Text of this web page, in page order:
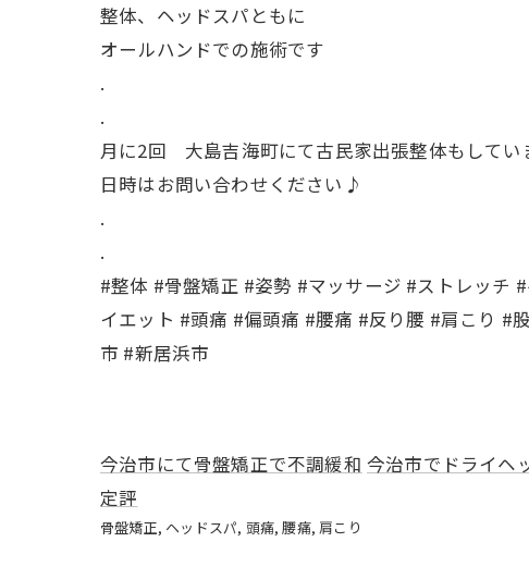
整体、ヘッドスパともに
オールハンドでの施術です
.
.
月に2回 大島吉海町にて古民家出張整体もしてい
日時はお問い合わせください♪
.
.
#整体 #骨盤矯正 #姿勢 #マッサージ #ストレッチ
イエット #頭痛 #偏頭痛 #腰痛 #反り腰 #肩こり #
市 #新居浜市
今治市にて骨盤矯正で不調緩和 今治市でドライヘ
定評
骨盤矯正 ヘッドスパ 頭痛 腰痛 肩こり